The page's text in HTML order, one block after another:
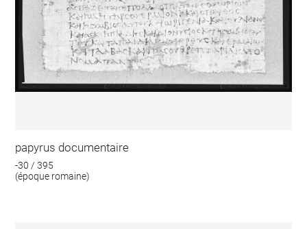
papyrus documentaire
-30 / 395
(époque romaine)